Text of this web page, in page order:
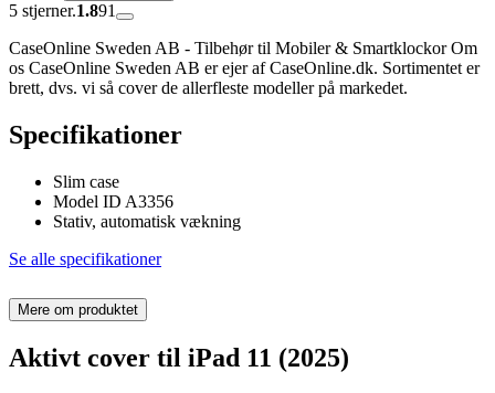
5 stjerner.1.891
CaseOnline Sweden AB - Tilbehør til Mobiler & Smartklockor Om
os CaseOnline Sweden AB er ejer af CaseOnline.dk. Sortimentet er
brett, dvs. vi så cover de allerfleste modeller på markedet.
Specifikationer
Slim case
Model ID A3356
Stativ, automatisk vækning
Se alle specifikationer
Mere om produktet
Aktivt cover til iPad 11 (2025)